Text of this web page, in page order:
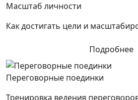
Масштаб личности
Как достигать цели и
Подробнее
Переговорные поединки
Тренировка ведения